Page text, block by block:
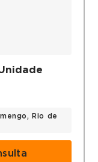
Geriatric
Médica-
Rio de